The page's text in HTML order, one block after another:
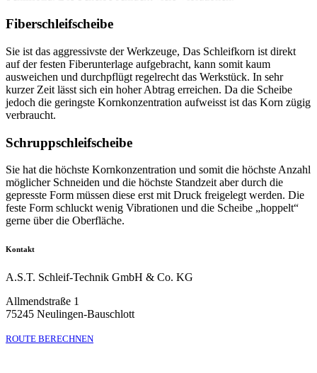
Fiberschleifscheibe
Sie ist das aggressivste der Werkzeuge, Das Schleifkorn ist direkt
auf der festen Fiberunterlage aufgebracht, kann somit kaum
ausweichen und durchpflügt regelrecht das Werkstück. In sehr
kurzer Zeit lässt sich ein hoher Abtrag erreichen. Da die Scheibe
jedoch die geringste Kornkonzentration aufweisst ist das Korn zügig
verbraucht.
Schruppschleifscheibe
Sie hat die höchste Kornkonzentration und somit die höchste Anzahl
möglicher Schneiden und die höchste Standzeit aber durch die
gepresste Form müssen diese erst mit Druck freigelegt werden. Die
feste Form schluckt wenig Vibrationen und die Scheibe „hoppelt“
gerne über die Oberfläche.
Kontakt
A.S.T. Schleif-Technik GmbH & Co. KG
Allmendstraße 1
75245 Neulingen-Bauschlott
ROUTE BERECHNEN